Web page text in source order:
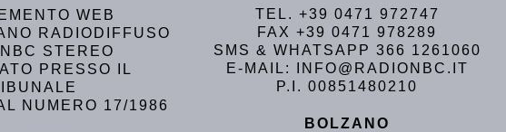
WEB
RADIODIFFUSO
STEREO
PRESSO IL
NUMERO 17/1986
TEL. +39 0471 972747
FAX +39 0471 978289
SMS & WHATSAPP 366 1261060
E-MAIL: INFO@RADIONBC.IT
P.I. 00851480210
BOLZANO